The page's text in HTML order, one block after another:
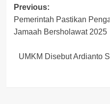
Post
navigation
Previous:
Pemerintah Pastikan
Jamaah Bersholawat 2025
UMKM Disebut Ardianto